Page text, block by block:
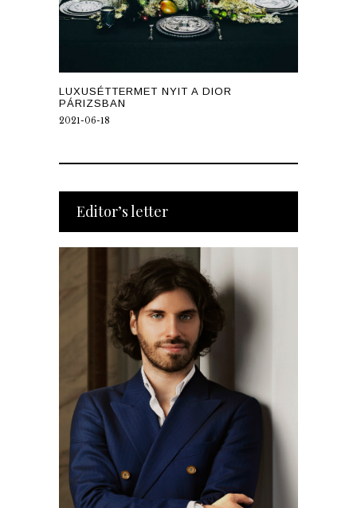
LUXUSÉTTERMET NYIT A DIOR
PÁRIZSBAN
2021-06-18
Editor’s letter